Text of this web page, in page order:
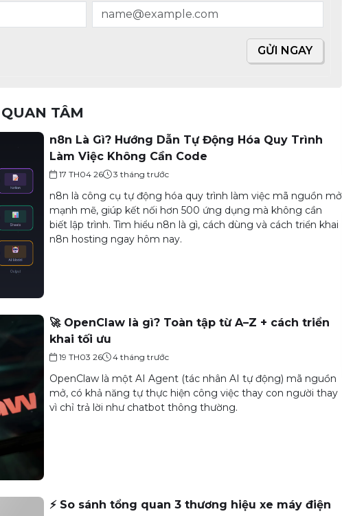
GỬI NGAY
TÂM
n8n Là Gì? Hướng Dẫn Tự Động Hóa Quy Trình
Làm Việc Không Cần Code
17 TH04 26 3 tháng trước
n8n là công cụ tự động hóa quy trình làm việc mã nguồn mở
mạnh mẽ, giúp kết nối hơn 500 ứng dụng mà không cần
biết lập trình. Tìm hiểu n8n là gì, cách dùng và cách triển khai
n8n hosting ngay hôm nay.
🚀 OpenClaw là gì? Toàn tập từ A–Z + cách triển
khai tối ưu
19 TH03 26 4 tháng trước
OpenClaw là một AI Agent (tác nhân AI tự động) mã nguồn
mở, có khả năng tự thực hiện công việc thay con người thay
vì chỉ trả lời như chatbot thông thường.
⚡ So sánh tổng quan 3 thương hiệu xe máy điện